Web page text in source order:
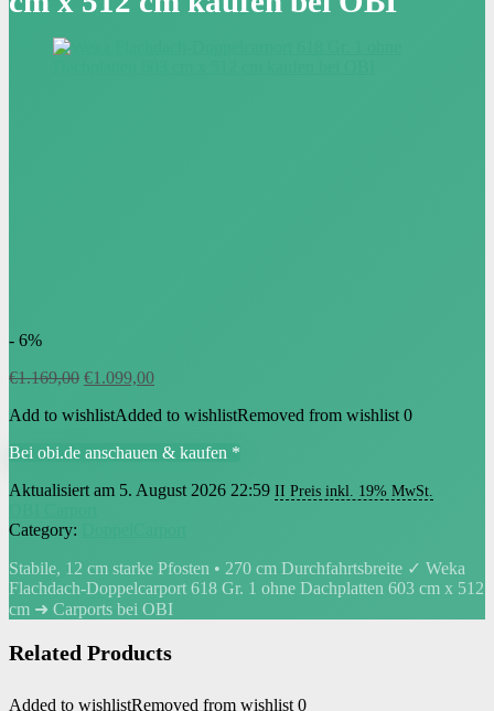
- 6%
€1.169,00 Ursprünglicher
war:
€1.099,00Aktueller
ist:
Add to wishlistAdded to wishlistRemoved from wishlist 0
Bei obi.de anschauen & kaufen *
Aktualisiert am 5. August 2026 22:59 II Preis inkl. 19% MwSt.
Category:
Stabile, 12 cm starke Pfosten • 270 cm Durchfahrtsbreite ✓ Weka
Flachdach-Doppelcarport 618 Gr. 1 ohne Dachplatten 603 cm x 512
cm ➜ Carports bei OBI
Related Products
Added to wishlistRemoved from wishlist 0